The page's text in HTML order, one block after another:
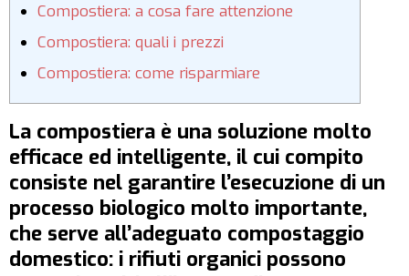
Compostiera: a cosa fare attenzione
Compostiera: quali i prezzi
Compostiera: come risparmiare
La compostiera è una soluzione molto
efficace ed intelligente, il cui compito
consiste nel garantire l’esecuzione di un
processo biologico molto importante,
che serve all’adeguato compostaggio
domestico: i rifiuti organici possono